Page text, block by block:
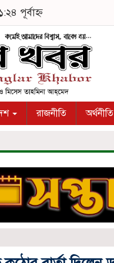
পূর্বাহ্ন
রাজনীতি অর্থনীতি